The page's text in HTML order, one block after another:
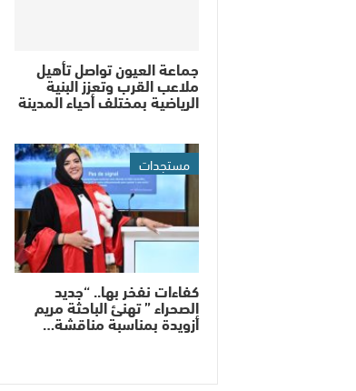
جماعة العيون تواصل تأهيل
ملاعب القرب وتعزز البنية
الرياضية بمختلف أحياء المدينة
مستجدات
كفاءات نفخر بها.. “جديد
الصحراء ” تهنئ الباحثة مريم
أزويدة بمناسبة مناقشة…